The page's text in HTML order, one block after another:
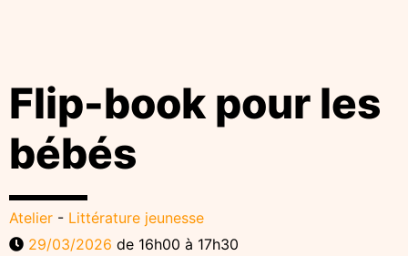
Flip-book pour les
bébés
Atelier - Littérature jeunesse
29/03/2026 de 16h00 à 17h30